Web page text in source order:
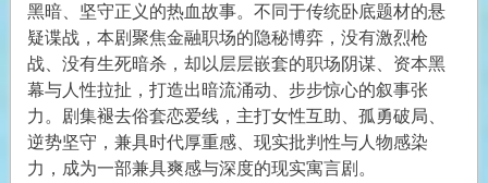
黑暗、坚守正义的热血故事。不同于传统卧底题材的悬
疑谍战，本剧聚焦金融职场的隐秘博弈，没有激烈枪
战、没有生死暗杀，却以层层嵌套的职场阴谋、资本黑
幕与人性拉扯，打造出暗流涌动、步步惊心的叙事张
力。剧集褪去俗套恋爱线，主打女性互助、孤勇破局、
逆势坚守，兼具时代厚重感、现实批判性与人物感染
力，成为一部兼具爽感与深度的现实寓言剧。